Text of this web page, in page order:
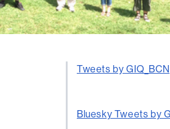
Tweets by GIQ_BCN
Bluesky Tweets by